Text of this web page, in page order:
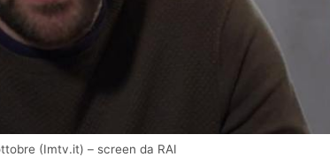
(Imtv.it) – screen da RAI